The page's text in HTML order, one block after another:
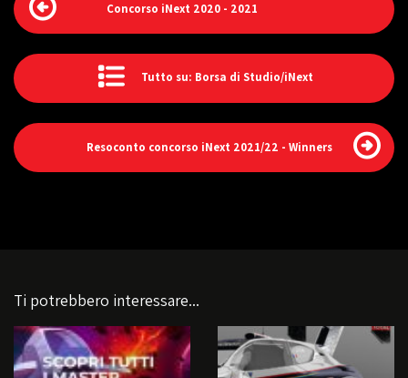
Concorso iNext 2020 - 2021
Tutto su: Borsa di Studio/iNext
Resoconto concorso iNext 2021/22 - Winners
Ti potrebbero interessare...